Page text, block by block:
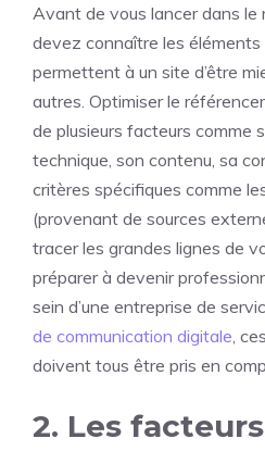
Avant de vous lancer dans le
devez connaître les
permettent à un site d’être
autres. Optimiser le
de plusieurs facteurs comme
technique, son contenu, sa
critères spécifiques comme
(provenant de sources
tracer les grandes lignes de
préparer à devenir
sein d’une entreprise de
de communication digitale ,
doivent tous être pris en
2. Les